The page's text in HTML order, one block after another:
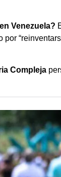
Venezuela?
Compleja